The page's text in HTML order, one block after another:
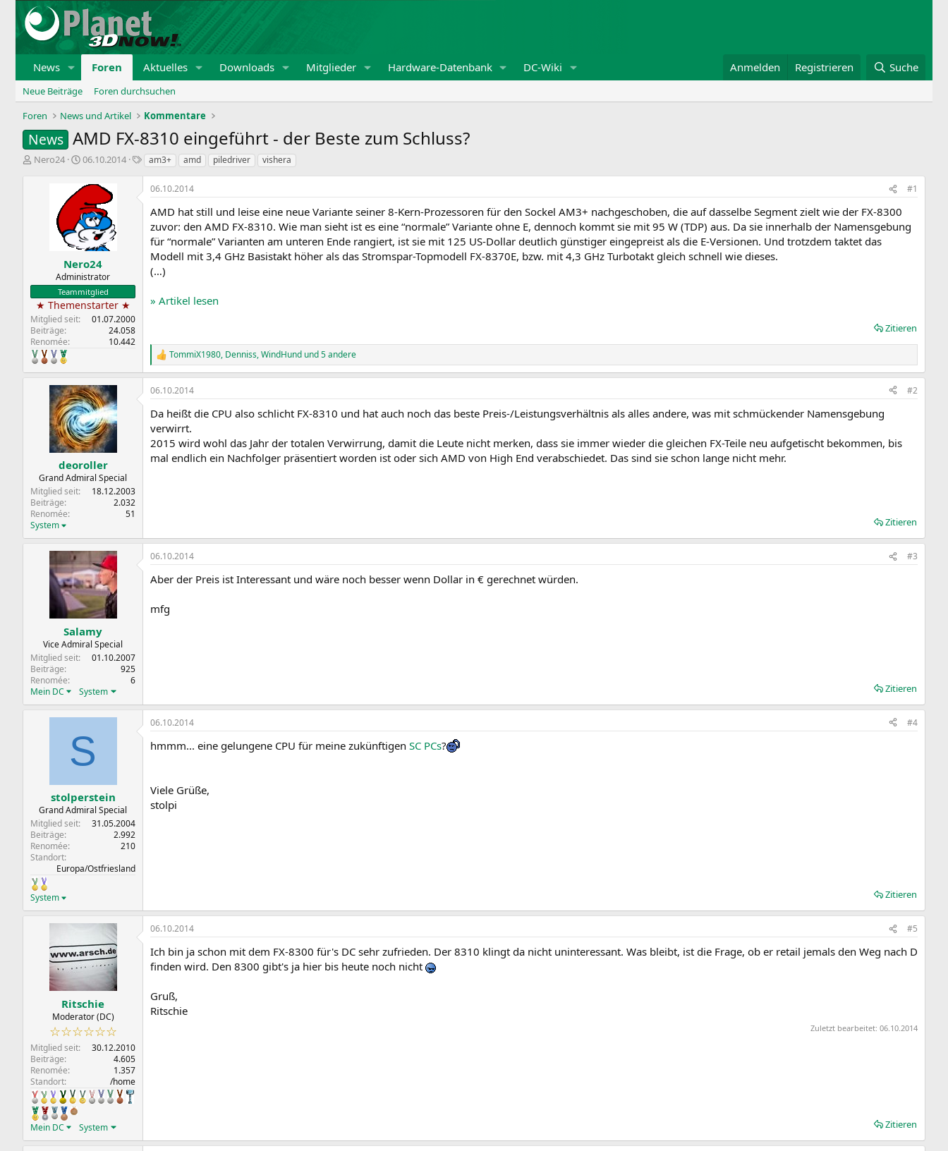
News Foren Aktuelles Downloads Mitglieder Hardware-Datenbank DC-Wiki Anmelden Registrieren Suche
Neue Beiträge
Foren durchsuchen
Foren
News und Artikel Kommentare
News AMD FX-8310 eingeführt - der Beste zum Schluss?
E
Nero24
E
s
e
l
l
t
a
m
06.10.2014
Sam3+ amd piledriver vishera
Nero24
Administrator
Teammitglied
★ Themenstarter ★
Mitglied seit
01.07.2000
Beiträge
24.058
Renomée
10.442
06.10.2014 #1
AMD hat still und leise eine neue Variante seiner 8‑Kern-Prozessoren für den Sockel AM3+ nachgeschoben, die auf dasselbe Segment zielt wie der FX-8300
zuvor: den AMD FX-8310. Wie man sieht ist es eine “normale” Variante ohne E, dennoch kommt sie mit 95 W (TDP) aus. Da sie innerhalb der Namensgebung
für “normale” Varianten am unteren Ende rangiert, ist sie mit 125 US-Dollar deutlich günstiger eingepreist als die E‑Versionen. Und trotzdem taktet das
Modell mit 3,4 GHz Basistakt höher als das Stromspar-Topmodell FX-8370E, bzw. mit 4,3 GHz Turbotakt gleich schnell wie dieses.
(…)
» Artikel lesen
Zitieren
R
e
a
k
i
o
n
e
n
TommiX1980, Denniss,WindHund und 5 andere
deoroller
Grand Admiral Special
Mitglied seit
18.12.2003
Beiträge
2.032
Renomée
51
System
06.10.2014 #2
Da heißt die CPU also schlicht FX-8310 und hat auch noch das beste Preis-/Leistungsverhältnis als alles andere, was mit schmückender Namensgebung
verwirrt.
2015 wird wohl das Jahr der totalen Verwirrung, damit die Leute nicht merken, dass sie immer wieder die gleichen FX-Teile neu aufgetischt bekommen, bis
mal endlich ein Nachfolger präsentiert worden ist oder sich AMD von High End verabschiedet. Das sind sie schon lange nicht mehr.
Zitieren
Salamy
Vice Admiral Special
Mitglied seit
01.10.2007
Beiträge
925
Renomée
6
Mein DC
System
06.10.2014 #3
Aber der Preis ist Interessant und wäre noch besser wenn Dollar in € gerechnet würden.
mfg
Zitieren
S
stolperstein
Grand Admiral Special
Mitglied seit
31.05.2004
Beiträge
2.992
Renomée
210
Standort
Europa/Ostfriesland
System
06.10.2014 #4
hmmm... eine gelungene CPU für meine zukünftigen SC PCs?
Viele Grüße,
stolpi
Zitieren
Ritschie
Moderator (DC)
☆☆☆☆☆☆
Mitglied seit
30.12.2010
Beiträge
4.605
Renomée
1.357
Standort
/home
Mein DC System
06.10.2014 #5
Ich bin ja schon mit dem FX-8300 für's DC sehr zufrieden. Der 8310 klingt da nicht uninteressant. Was bleibt, ist die Frage, ob er retail jemals den Weg nach D
finden wird. Den 8300 gibt's ja hier bis heute noch nicht
Gruß,
Ritschie
Zuletzt bearbeitet: 06.10.2014
Zitieren